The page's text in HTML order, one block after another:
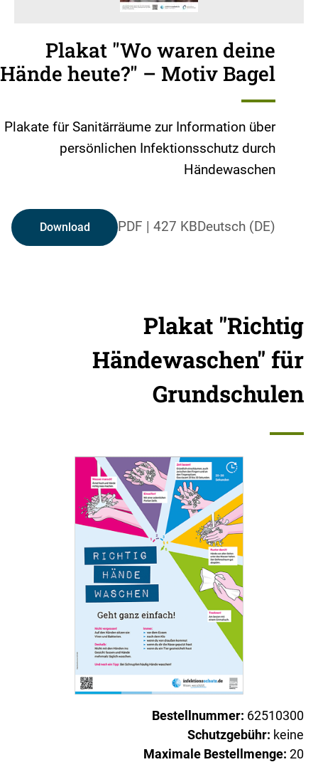
Plakat "Wo waren deine
Hände heute?" – Motiv Bagel
Plakate für Sanitärräume zur Information über
persönlichen Infektionsschutz durch
Händewaschen
Deutsch (DE)
PDF | 427 KB
Download
Plakat "Richtig
Händewaschen" für
Grundschulen
Bestellnummer: 62510300
Schutzgebühr: keine
Maximale Bestellmenge: 20